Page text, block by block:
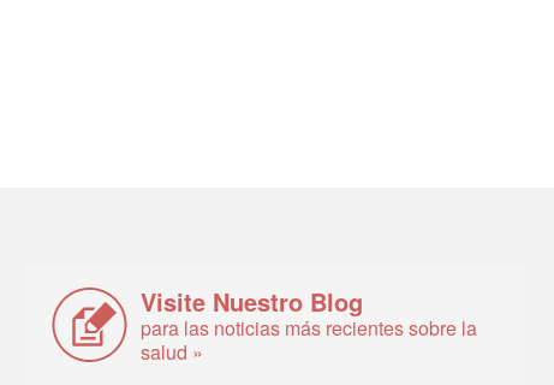
Visite Nuestro Blog
para las noticias más recientes sobre la
salud »